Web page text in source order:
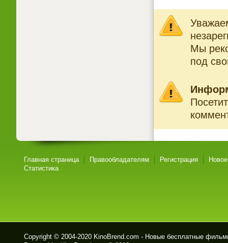
Мы
под
Главная страница Правообладателям Регистрация
Статистика
Copyright © 2004-2020 KinoBrend.com - Новые бесплатные